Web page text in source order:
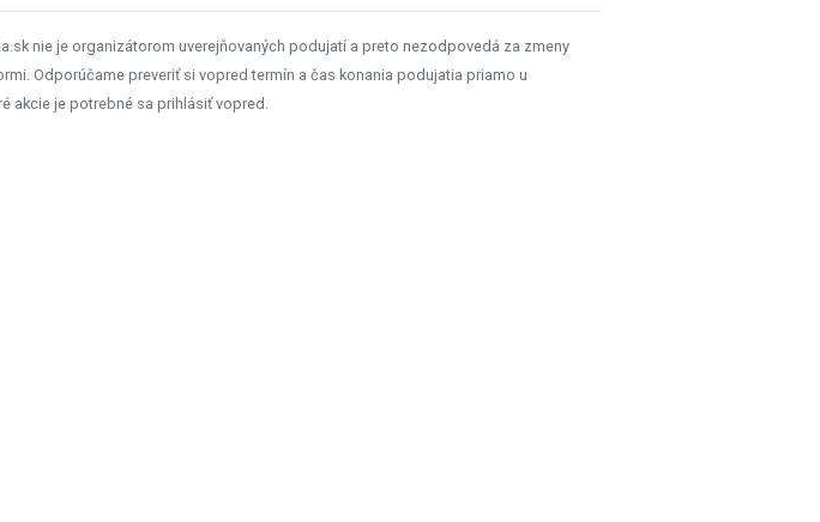
nie je organizátorom uverejňovaných podujatí a preto nezodpovedá za zmeny
Odporúčame preveriť si vopred termín a čas konania podujatia priamo u
akcie je potrebné sa prihlásiť vopred.